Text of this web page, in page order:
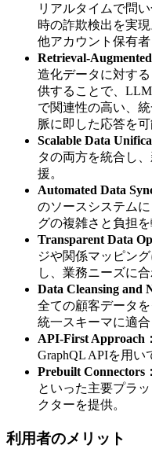
リアルタイムで問
時の詐欺検出を実
他アカウント保有
Retrieval-
造化データに対す
供することで、
で関連性の高い、
脈に即した応答を可
Scalable Data
タの両方を統合し
援。
Automated Data
のソースシステム
グの複雑さと負担を
Transparent Data
ジや関係マッピン
し、業務ニーズに
Data Cleansing and
全ての顧客データ
統一スキーマに適合
API-First Approach：
GraphQL APIを用い
Prebuilt Connectors：
といった主要プラ
クターを提供。
利用者のメリット